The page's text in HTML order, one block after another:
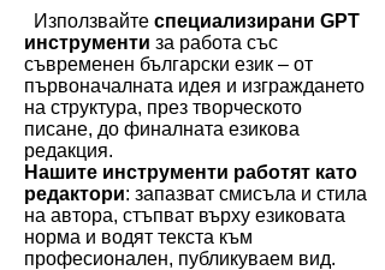
Използвайте специализирани GPT
инструменти за работа със
съвременен български език – от
първоначалната идея и изграждането
на структура, през творческото
писане, до финалната езикова
редакция.
Нашите инструменти работят като
редактори: запазват смисъла и стила
на автора, стъпват върху езиковата
норма и водят текста към
професионален, публикуваем вид.